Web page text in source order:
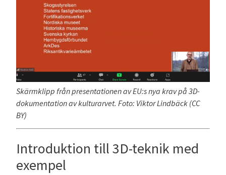
Skärmklipp från presentationen av EU:s nya krav på 3D-
dokumentation av kulturarvet. Foto: Viktor Lindbäck (CC
BY)
Introduktion till 3D-teknik med
exempel